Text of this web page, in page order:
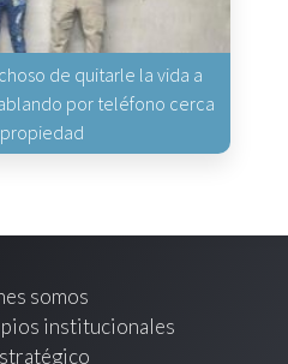
de quitarle la vida a
por teléfono cerca
somos
institucionales